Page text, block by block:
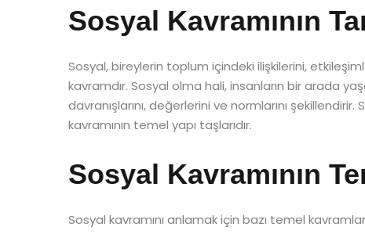
Sosyal Kavramının
Sosyal, bireylerin toplum içindeki ilişkilerini,
kavramdır. Sosyal olma hali, insanların bir arada
davranışlarını, değerlerini ve normlarını
kavramının temel yapı taşlarıdır.
Sosyal Kavramının
Sosyal kavramını anlamak için bazı temel